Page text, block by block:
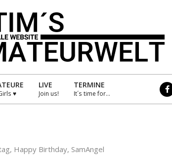
Primary
♥
LIVE
Join us!
TERMINE
It´s time for…
, Happy Birthday, SamAngel